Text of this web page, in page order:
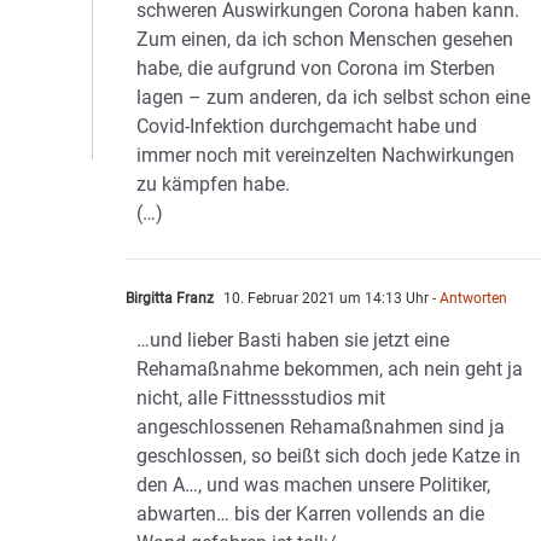
schweren Auswirkungen Corona haben kann.
Zum einen, da ich schon Menschen gesehen
habe, die aufgrund von Corona im Sterben
lagen – zum anderen, da ich selbst schon eine
Covid-Infektion durchgemacht habe und
immer noch mit vereinzelten Nachwirkungen
zu kämpfen habe.
(…)
Birgitta Franz 10. Februar 2021 um 14:13 Uhr - Antworten
…und lieber Basti haben sie jetzt eine
Rehamaßnahme bekommen, ach nein geht ja
nicht, alle Fittnessstudios mit
angeschlossenen Rehamaßnahmen sind ja
geschlossen, so beißt sich doch jede Katze in
den A…, und was machen unsere Politiker,
abwarten… bis der Karren vollends an die